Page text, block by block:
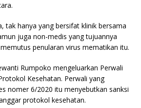
tak hanya yang bersifat klinik bersama
juga non-medis yang tujuannya
penularan virus mematikan itu.
Rumpoko mengeluarkan Perwali
Kesehatan. Perwali yang
nomer 6/2020 itu menyebutkan sanksi
protokol kesehatan.